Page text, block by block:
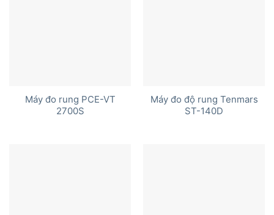
Máy đo rung PCE-VT
2700S
Máy đo độ rung Tenmars
ST-140D